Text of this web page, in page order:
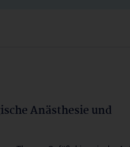
Anästhesie und